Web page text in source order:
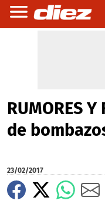
RUMORES Y
de
23/02/2017